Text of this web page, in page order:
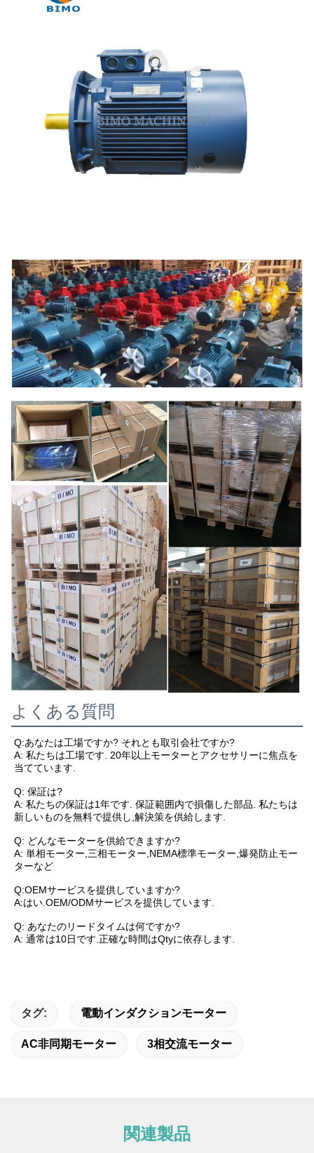
よくある質問
Q:あなたは工場ですか? それとも取引会社ですか?
A: 私たちは工場です. 20年以上モーターとアクセサリーに焦点を
当てています.
Q: 保証は?
A: 私たちの保証は1年です. 保証範囲内で損傷した部品. 私たちは
新しいものを無料で提供し,解決策を供給します.
Q: どんなモーターを供給できますか?
A: 単相モーター,三相モーター,NEMA標準モーター,爆発防止モー
ターなど
Q:OEMサービスを提供していますか?
A:はい.OEM/ODMサービスを提供しています.
Q: あなたのリードタイムは何ですか?
A: 通常は10日です.正確な時間はQtyに依存します.
タグ: 電動インダクションモーター
AC非同期モーター 3相交流モーター
関連製品